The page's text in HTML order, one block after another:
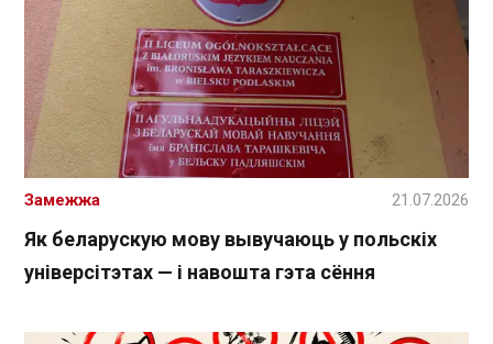
Як беларускую мову вывучаюць у польскіх
універсітэтах — і навошта гэта сёння
Замежжа 21.07.2026